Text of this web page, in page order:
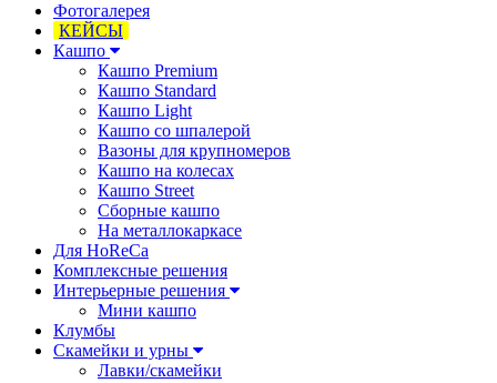
Фотогалерея
КЕЙСЫ
Кашпо
Кашпо Premium
Кашпо Standard
Кашпо Light
Кашпо со шпалерой
Вазоны для крупномеров
Кашпо на колесах
Кашпо Street
Сборные кашпо
На металлокаркасе
Для HoReCa
Комплексные решения
Интерьерные решения
Мини кашпо
Клумбы
Скамейки и урны
Лавки/скамейки